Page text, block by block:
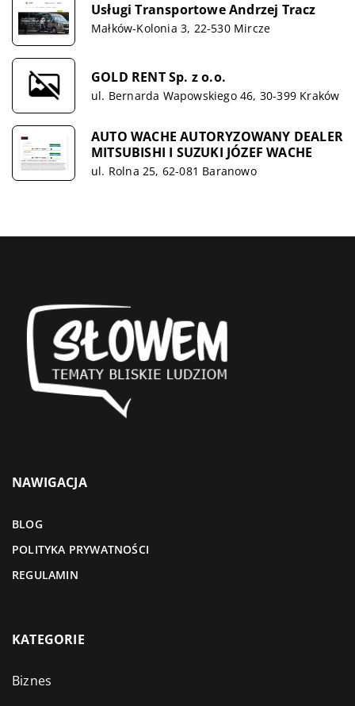
Usługi Transportowe Andrzej Tracz
Małków-Kolonia 3, 22-530 Mircze
GOLD RENT Sp. z o.o.
ul. Bernarda Wapowskiego 46, 30-399 Kraków
AUTO WACHE AUTORYZOWANY DEALER
MITSUBISHI I SUZUKI JÓZEF WACHE
ul. Rolna 25, 62-081 Baranowo
NAWIGACJA
BLOG
POLITYKA PRYWATNOŚCI
REGULAMIN
KATEGORIE
Biznes